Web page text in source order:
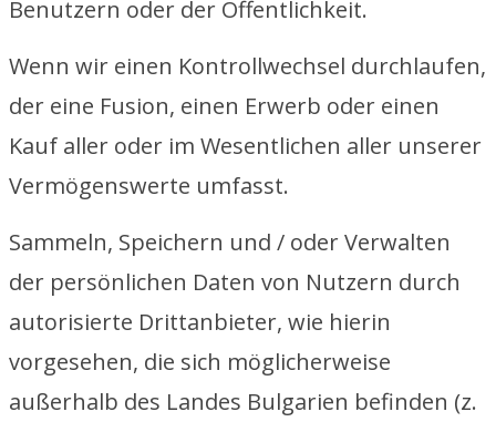
Benutzern oder der Öffentlichkeit.
Wenn wir einen Kontrollwechsel durchlaufen,
der eine Fusion, einen Erwerb oder einen
Kauf aller oder im Wesentlichen aller unserer
Vermögenswerte umfasst.
Sammeln, Speichern und / oder Verwalten
der persönlichen Daten von Nutzern durch
autorisierte Drittanbieter, wie hierin
vorgesehen, die sich möglicherweise
außerhalb des Landes Bulgarien befinden (z.